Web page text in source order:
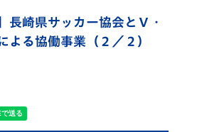
長崎県サッカー協会とＶ・
よる協働事業（２／２）